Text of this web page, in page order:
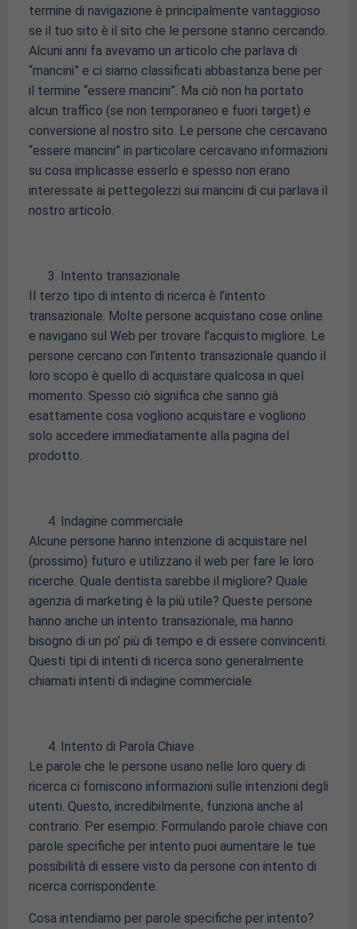
termine di navigazione è principalmente vantaggioso
se il tuo sito è il sito che le persone stanno cercando.
Alcuni anni fa avevamo un articolo che parlava di
“mancini” e ci siamo classificati abbastanza bene per
il termine “essere mancini”. Ma ciò non ha portato
alcun traffico (se non temporaneo e fuori target) e
conversione al nostro sito. Le persone che cercavano
“essere mancini” in particolare cercavano informazioni
su cosa implicasse esserlo e spesso non erano
interessate ai pettegolezzi sui mancini di cui parlava il
nostro articolo.
Intento transazionale
Il terzo tipo di intento di ricerca è l’intento
transazionale. Molte persone acquistano cose online
e navigano sul Web per trovare l’acquisto migliore. Le
persone cercano con l’intento transazionale quando il
loro scopo è quello di acquistare qualcosa in quel
momento. Spesso ciò significa che sanno già
esattamente cosa vogliono acquistare e vogliono
solo accedere immediatamente alla pagina del
prodotto.
Indagine commerciale
Alcune persone hanno intenzione di acquistare nel
(prossimo) futuro e utilizzano il web per fare le loro
ricerche. Quale dentista sarebbe il migliore? Quale
agenzia di marketing è la più utile? Queste persone
hanno anche un intento transazionale, ma hanno
bisogno di un po’ più di tempo e di essere convincenti.
Questi tipi di intenti di ricerca sono generalmente
chiamati intenti di indagine commerciale.
Intento di Parola Chiave
Le parole che le persone usano nelle loro query di
ricerca ci forniscono informazioni sulle intenzioni degli
utenti. Questo, incredibilmente, funziona anche al
contrario. Per esempio: Formulando parole chiave con
parole specifiche per intento puoi aumentare le tue
possibilità di essere visto da persone con intento di
ricerca corrispondente.
Cosa intendiamo per parole specifiche per intento?